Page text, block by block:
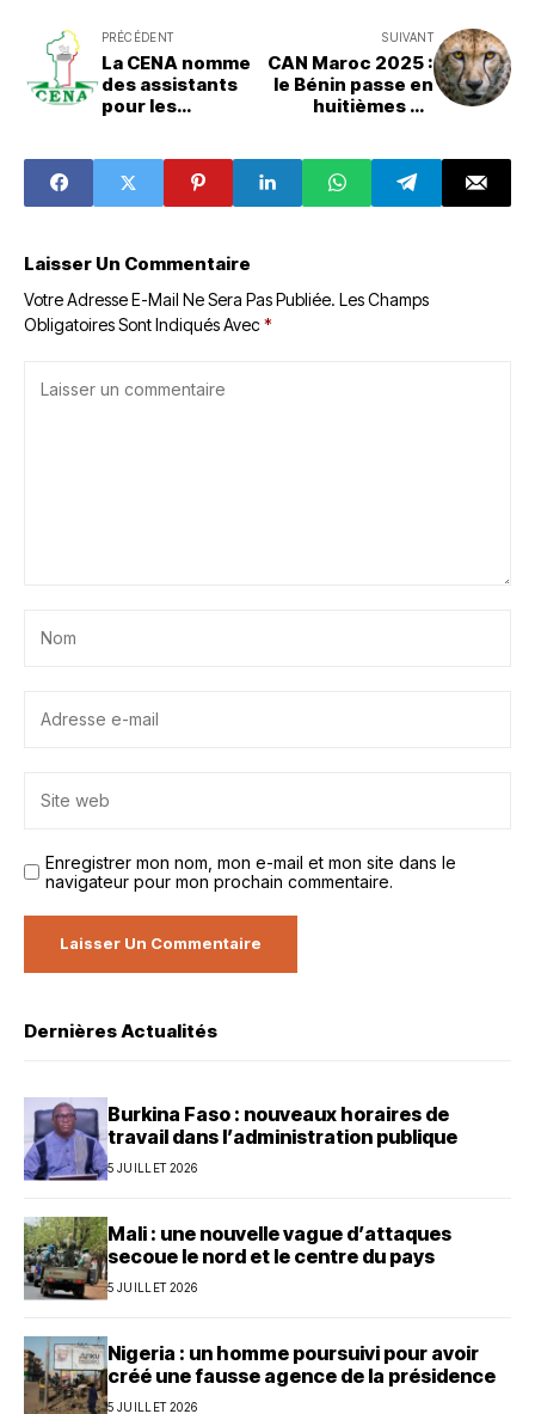
PRÉCÉDENT
La CENA nomme
des assistants
pour les
SUIVANT
CAN Maroc 2025 :
le Bénin passe en
huitièmes de
Laisser Un Commentaire
Votre Adresse E-Mail Ne Sera Pas Publiée. Les Champs
Obligatoires Sont Indiqués Avec*
Enregistrer mon nom, mon e-mail et mon site dans le
navigateur pour mon prochain commentaire.
Dernières Actualités
Burkina Faso : nouveaux horaires de
travail dans l’administration publique
5 JUILLET 2026
Mali : une nouvelle vague d’attaques
secoue le nord et le centre du pays
5 JUILLET 2026
Nigeria : un homme poursuivi pour avoir
créé une fausse agence de la présidence
5 JUILLET 2026